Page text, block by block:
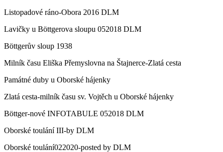
Listopadové ráno-Obora 2016 DLM
Lavičky u Böttgerova sloupu 052018 DLM
Böttgerův sloup 1938
Milník času Eliška Přemyslovna na Štajnerce-Zlatá cesta
Památné duby u Oborské hájenky
Zlatá cesta-milník času sv. Vojtěch u Oborské hájenky
Böttger-nové INFOTABULE 052018 DLM
Oborské toulání III-by DLM
Oborské toulání022020-posted by DLM